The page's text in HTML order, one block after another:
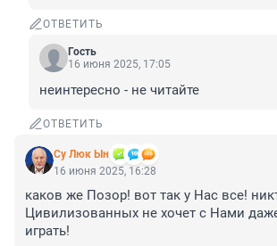
ОТВЕТИТЬ
Гость
16 июня 2025, 17:05
неинтересно - не читайте
ОТВЕТИТЬ
Су Люк Ын
16 июня 2025, 16:28
каков же Позор! вот так у Нас все!
Цивилизованных не хочет с Нами
играть!